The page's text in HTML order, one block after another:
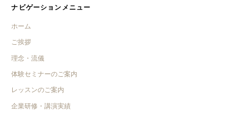
ナビゲーションメニュー
ホーム
ご挨拶
理念・流儀
体験セミナーのご案内
レッスンのご案内
企業研修・講演実績